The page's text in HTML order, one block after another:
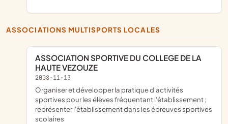
ASSOCIATIONS MULTISPORTS LOCALES
ASSOCIATION SPORTIVE DU COLLEGE DE LA
HAUTE VEZOUZE
2008-11-13
organiser et développer la pratique d'activités
sportives pour les élèves fréquentant l'établissement ;
représenter l'établissement dans les épreuves sportives
scolaires